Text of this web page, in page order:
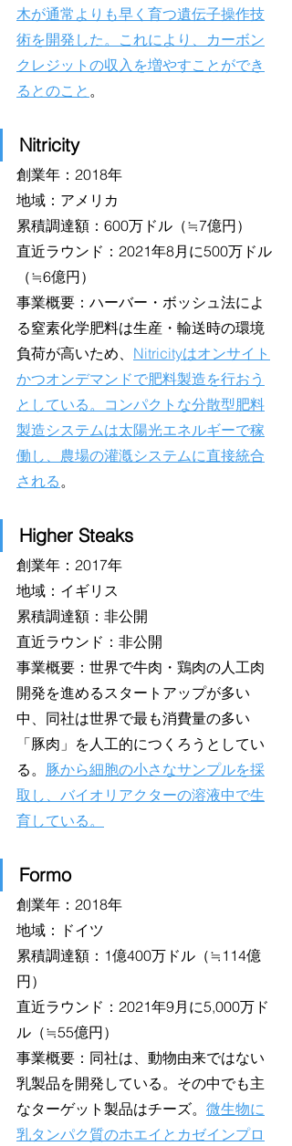
木が通常よりも早く育つ遺伝子操作技
術を開発した。これにより、カーボン
クレジットの収入を増やすことができ
るとのこと 。
Nitricity
創業年：2018年
地域：アメリカ
累積調達額：600万ドル（≒7億円）
直近ラウンド：2021年8月に500万ドル
（≒6億円）
事業概要：ハーバー・ボッシュ法によ
る窒素化学肥料は生産・輸送時の環境
負荷が高いため、 Nitricityはオンサイト
かつオンデマンドで肥料製造を行おう
としている。コンパクトな分散型肥料
製造システムは太陽光エネルギーで稼
働し、農場の灌漑システムに直接統合
される。
Higher Steaks
創業年：2017年
地域：イギリス
累積調達額：非公開
直近ラウンド：非公開
事業概要：世界で牛肉・鶏肉の人工肉
開発を進めるスタートアップが多い
中、同社は世界で最も消費量の多い
「豚肉」を人工的につくろうとしてい
る。 豚から細胞の小さなサンプルを採
取し、バイオリアクターの溶液中で生
育している。
Formo
創業年：2018年
地域：ドイツ
累積調達額：1億400万ドル（≒114億
円）
直近ラウンド：2021年9月に5,000万ド
ル（≒55億円）
事業概要：同社は、動物由来ではない
乳製品を開発している。その中でも主
なターゲット製品はチーズ。 微生物に
乳タンパク質のホエイとカゼインプロ